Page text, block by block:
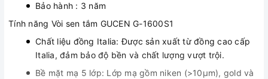
Bảo hành : 3 năm
Tính năng Vòi sen tắm GUCEN G-1600S1
Chất liệu đồng Italia: Được sản xuất từ đồng cao cấp
Italia, đảm bảo độ bền và chất lượng vượt trội.
Bề mặt mạ 5 lớp: Lớp mạ gồm niken (>10μm), gold và